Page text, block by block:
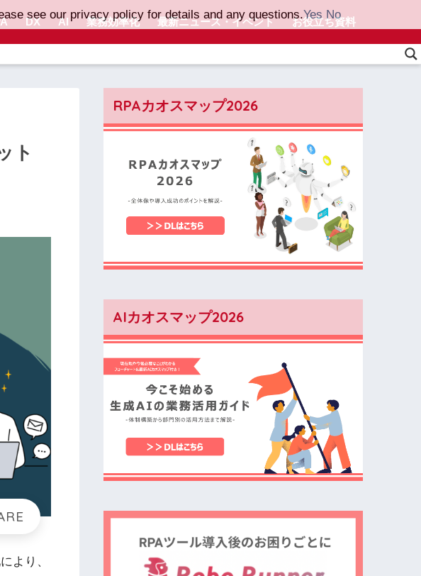
DX AI 業務効率化 最新ニュース・イベント お役立ち資料
ト
より、
RPAカオスマップ2026
AIカオスマップ2026
see our privacy policy for details and any questions.Yes No